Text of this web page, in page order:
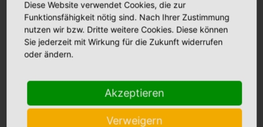
26.06.2026
Bunte Sorgenfresser gegen große Sorgen
25.06.2026
50 Jahre Herzblut für die Kinderstation: Beate Krüp
verabschiedet
Diese Website verwendet Cookies, die zur
Funktionsfähigkeit nötig sind. Nach Ihrer Zustimmung
nutzen wir bzw. Dritte weitere Cookies. Diese können
Sie jederzeit mit Wirkung für die Zukunft widerrufen
oder ändern.
Akzeptieren
Verweigern